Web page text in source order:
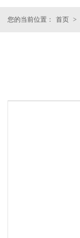
您的当前位置： 首页 >